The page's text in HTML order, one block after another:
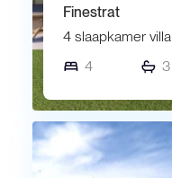
Finestrat
4 slaapkamer villa
4
3